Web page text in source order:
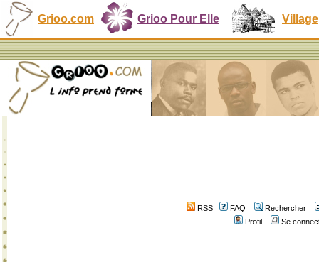
Grioo.com Grioo Pour Elle Village
RSS FAQ
Rechercher
Profil
Se